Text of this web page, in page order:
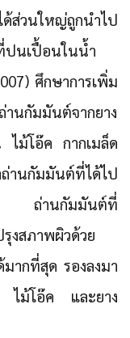
ส่วนใหญ่ถูกนำไป
ปนเปื้อนในน้ำ
ศึกษาการเพิ่ม
นกัมมันต์จากยาง
ไม้โอ๊ค กากเมล็ด
านกัมมันต์ที่ได้ไป
า ถ่านกัมมันต์ที่
งสภาพผิวด้วย
ากที่สุด รองลงมา
ไม้โอ๊ค และยาง